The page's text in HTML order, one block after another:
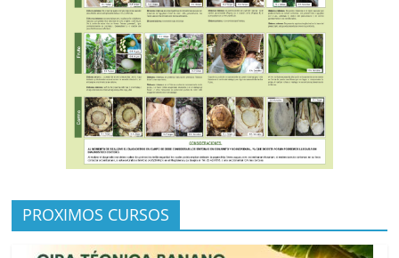
PROXIMOS CURSOS